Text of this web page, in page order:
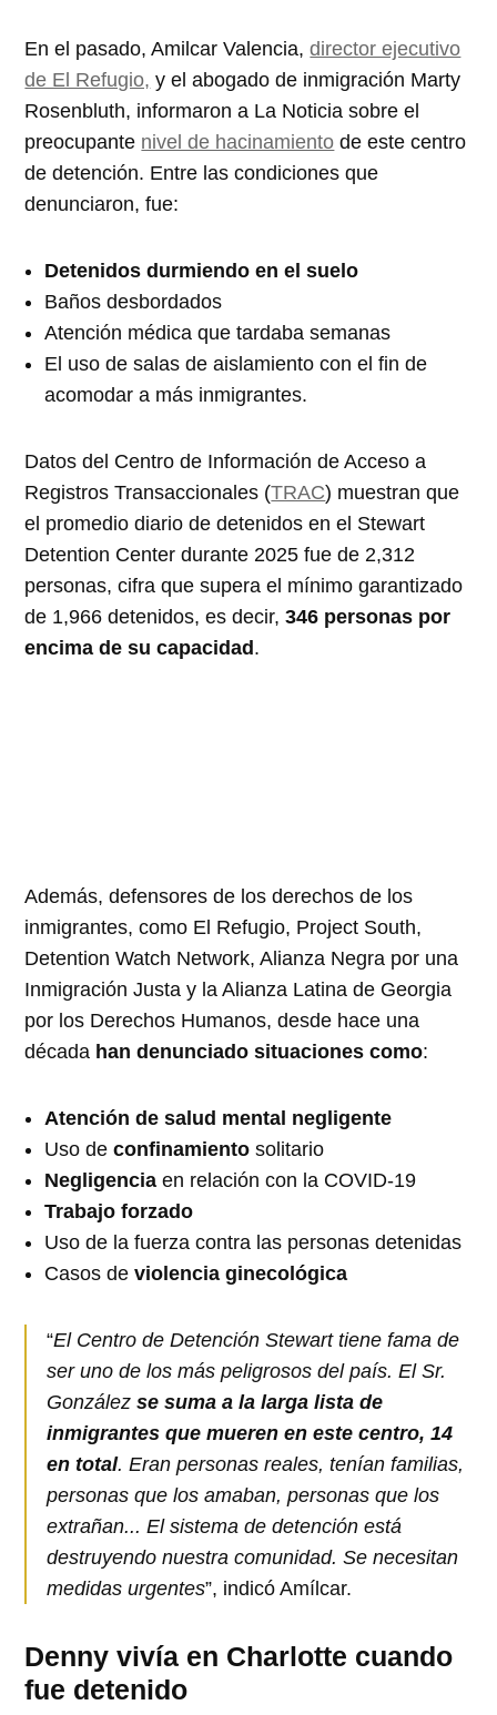
En el pasado, Amilcar Valencia,director ejecutivo
de El Refugio, y el abogado de inmigración Marty
Rosenbluth, informaron a La Noticia sobre el
preocupante nivel de hacinamiento de este centro
de detención. Entre las condiciones que
denunciaron, fue:
Detenidos durmiendo en el suelo
Baños desbordados
Atención médica que tardaba semanas
El uso de salas de aislamiento con el fin de
acomodar a más inmigrantes.
Datos del Centro de Información de Acceso a
Registros Transaccionales (TRAC) muestran que
el promedio diario de detenidos en el Stewart
Detention Center durante 2025 fue de 2,312
personas, cifra que supera el mínimo garantizado
de 1,966 detenidos, es decir,346 personas por
encima de su capacidad .
Además, defensores de los derechos de los
inmigrantes, como El Refugio, Project South,
Detention Watch Network, Alianza Negra por una
Inmigración Justa y la Alianza Latina de Georgia
por los Derechos Humanos, desde hace una
década han denunciado situaciones como:
Atención de salud mental negligente
Uso deconfinamiento solitario
Negligencia en relación con la COVID-19
Trabajo forzado
Uso de la fuerza contra las personas detenidas
Casos deviolencia ginecológica
“El Centro de Detención Stewart tiene fama de
ser uno de los más peligrosos del país. El Sr.
Gonzálezse suma a la larga lista de
inmigrantes que mueren en este centro, 14
en total. Eran personas reales, tenían familias,
personas que los amaban, personas que los
extrañan... El sistema de detención está
destruyendo nuestra comunidad. Se necesitan
medidas urgentes”, indicó Amílcar.
Denny vivía en Charlotte cuando
fue detenido